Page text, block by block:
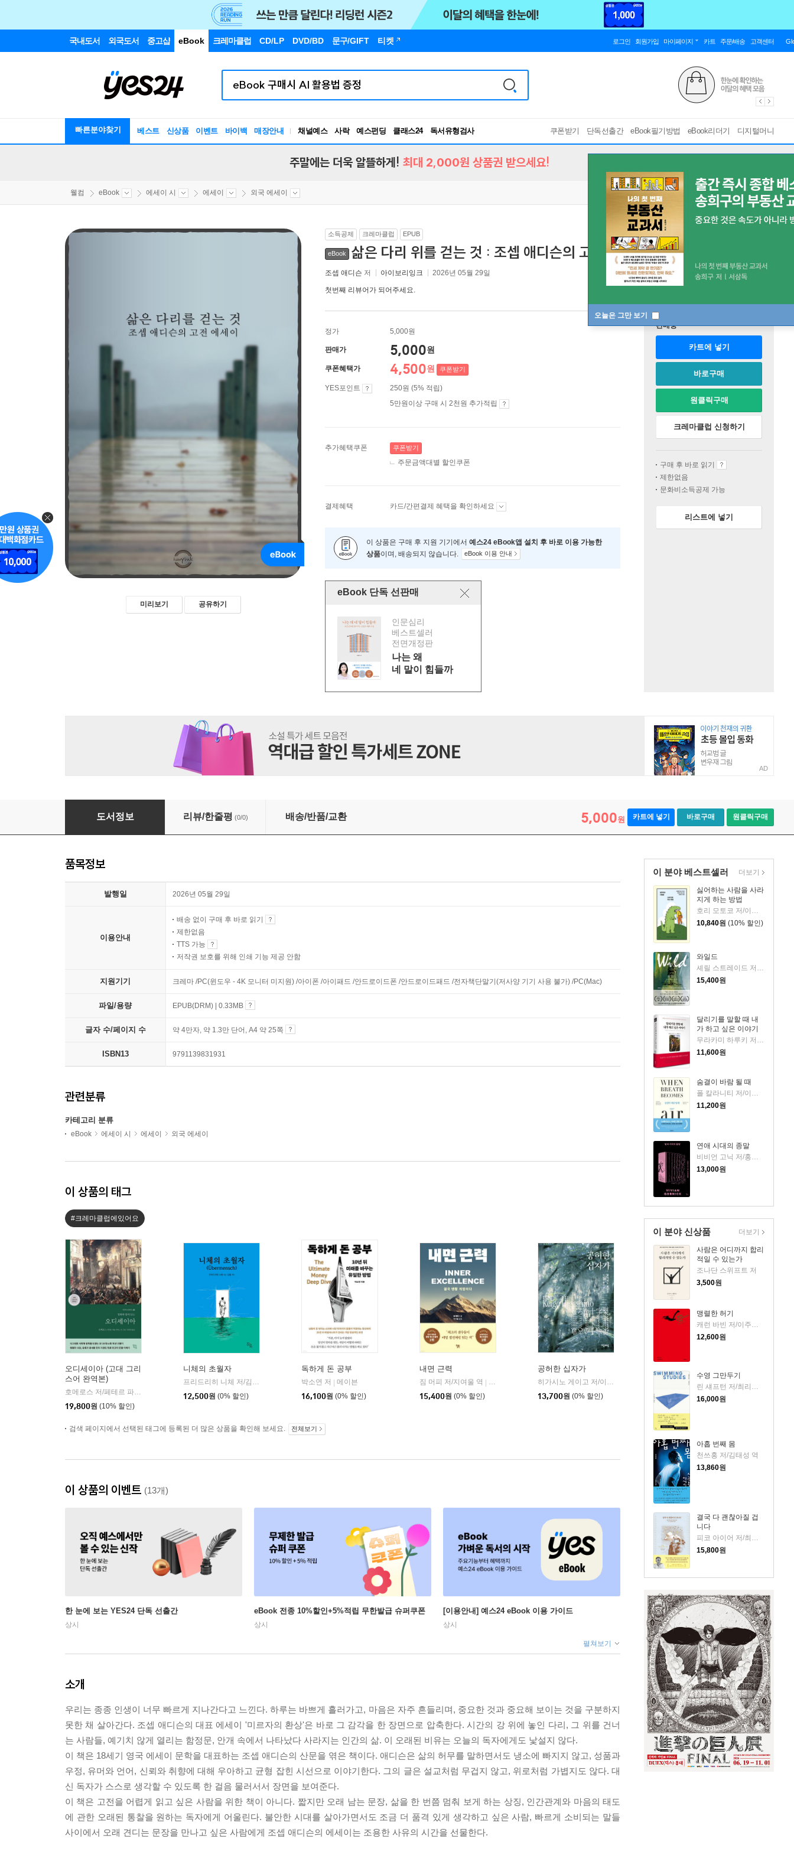
국내도서 외국도서 중고샵 eBook 크레마클럽 CD/LP DVD/BD 문구/GIFT 티켓 로그인 회원가입 마이페이지 카트 주문/배송 고객센터
빠른분야찾기 베스트 신상품 이벤트 바이백 매장안내 채널예스 사락 예스펀딩 클래스24
RBTI Lab
독서유형검사
쿠폰받기 단독선출간 eBook필기방법 eBook리더기 디지털머니
오늘은 그만 보기
주말에는 더욱 알뜰하게! 최대 2,000원 상품권 받으세요!
웰컴 eBook 에세이 시 에세이 외국 에세이
미리보기 공유하기
소득공제 크레마클럽 EPUB
eBook 삶은 다리 위를 걷는 것 : 조셉 애디슨의 고전 에세이 [ EPUB ]
조셉 애디슨 저 아이보리잉크 2026년 05월 29일
첫번째 리뷰어가 되어주세요.
정가 5,000원
판매가 5,000원
쿠폰혜택가 4,500원 쿠폰받기
YES포인트
250원 (5% 적립)
5만원이상 구매 시 2천원 추가적립
추가혜택쿠폰 쿠폰받기
주문금액대별 할인쿠폰
결제혜택 카드/간편결제 혜택을 확인하세요
이 상품은 구매 후 지원 기기에서 예스24 eBook앱 설치 후 바로 이용 가능한
상품이며, 배송되지 않습니다. eBook 이용 안내
eBook 단독 선판매
인문심리
베스트셀러
전면개정판
나는 왜
네 말이 힘들까
판매중
카트에 넣기
바로구매
원클릭구매
크레마클럽 신청하기
구매 후 바로 읽기
제한없음
문화비소득공제 가능
리스트에 넣기
AD
삶은 다리 위를 걷는 것 : 조셉 애디슨의 고전 에세이
도서정보 리뷰/한줄평 (0/0) 배송/반품/교환 5,000원 카트에 넣기 바로구매 원클릭구매
이 분야 베스트셀러
싫어하는 사람을 사라
지게 하는 방법
10,840원 (10% 할인)
와일드
셰릴 스트레이드 저/우진하 역
15,400원
달리기를 말할 때 내
가 하고 싶은 이야기
무라카미 하루키 저/임홍빈 역
11,600원
숨결이 바람 될 때
폴 칼라니티 저/이종인 역
11,200원
연애 시대의 종말
비비언 고닉 저/홍한별 역
13,000원
더보기
이 분야 신상품
사람은 어디까지 합리
적일 수 있는가
조나단 스위프트 저
3,500원
맹렬한 허기
캐런 바빈 저/이주혜 역
12,600원
수영 그만두기
린 섀프턴 저/최리외 역
16,000원
아홉 번째 몸
천쓰홍 저/김태성 역
13,860원
결국 다 괜찮아질 겁
니다
피코 아이어 저/최지숙 역
15,800원
더보기
품목정보
발행일 2026년 05월 29일
이용안내
배송 없이 구매 후 바로 읽기
제한없음
TTS 가능
저작권 보호를 위해 인쇄 기능 제공 안함
지원기기 크레마 /PC(윈도우 - 4K 모니터 미지원) /아이폰 /아이패드 /안드로이드폰 /안드로이드패드 /전자책단말기(저사양 기기 사용 불가) /PC(Mac)
파일/용량 EPUB(DRM) | 0.33MB
글자 수/페이지 수 약 4만자, 약 1.3만 단어, A4 약 25쪽
ISBN13 9791139831931
관련분류
카테고리 분류
eBook 에세이 시 에세이 외국 에세이
이 상품의 태그
#크레마클럽에있어요
오디세이아 (고대 그리
스어 완역본)
| 현대지성
19,800원 (10% 할인)
니체의 초월자
12,500원 (0% 할인)
독하게 돈 공부
박소연 저 | 메이븐
16,100원 (0% 할인)
내면 근력
짐 머피 저/지여울 역 |
15,400원 (0% 할인)
공허한 십자가
자음과모음
13,700원 (0% 할인)
검색 페이지에서 선택된 태그에 등록된 더 많은 상품을 확인해 보세요. 전체보기
이 상품의 이벤트 (13개)
한 눈에 보는 YES24 단독 선출간
상시
eBook 전종 10%할인+5%적립 무한발급 슈퍼쿠폰
상시
[이용안내] 예스24 eBook 이용 가이드
상시
펼쳐보기
소개
우리는 종종 인생이 너무 빠르게 지나간다고 느낀다. 하루는 바쁘게 흘러가고, 마음은 자주 흔들리며, 중요한 것과 중요해 보이는 것을 구분하지
못한 채 살아간다. 조셉 애디슨의 대표 에세이 '미르자의 환상'은 바로 그 감각을 한 장면으로 압축한다. 시간의 강 위에 놓인 다리, 그 위를 건너
는 사람들, 예기치 않게 열리는 함정문, 안개 속에서 나타났다 사라지는 인간의 삶. 이 오래된 비유는 오늘의 독자에게도 낯설지 않다.
이 책은 18세기 영국 에세이 문학을 대표하는 조셉 애디슨의 산문을 엮은 책이다. 애디슨은 삶의 허무를 말하면서도 냉소에 빠지지 않고, 성품과
우정, 유머와 언어, 신뢰와 취향에 대해 우아하고 균형 잡힌 시선으로 이야기한다. 그의 글은 설교처럼 무겁지 않고, 위로처럼 가볍지도 않다. 대
신 독자가 스스로 생각할 수 있도록 한 걸음 물러서서 장면을 보여준다.
이 책은 고전을 어렵게 읽고 싶은 사람을 위한 책이 아니다. 짧지만 오래 남는 문장, 삶을 한 번쯤 멈춰 보게 하는 상징, 인간관계와 마음의 태도
에 관한 오래된 통찰을 원하는 독자에게 어울린다. 불안한 시대를 살아가면서도 조금 더 품격 있게 생각하고 싶은 사람, 빠르게 소비되는 말들
사이에서 오래 견디는 문장을 만나고 싶은 사람에게 조셉 애디슨의 에세이는 조용한 사유의 시간을 선물한다.